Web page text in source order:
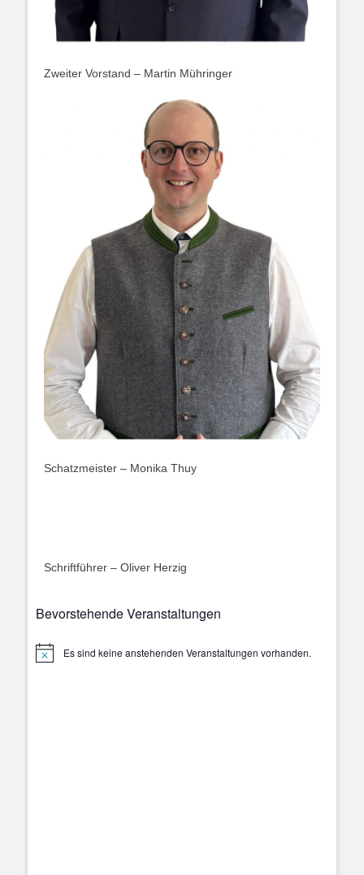
Zweiter Vorstand – Martin Mühringer
Schatzmeister – Monika Thuy
Schriftführer – Oliver Herzig
Bevorstehende Veranstaltungen
HinweisEs sind keine anstehenden Veranstaltungen vorhanden.